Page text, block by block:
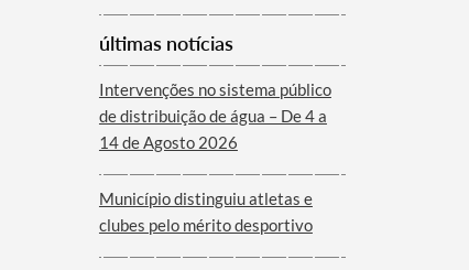
últimas notícias
Intervenções no sistema público
de distribuição de água – De 4 a
14 de Agosto 2026
Município distinguiu atletas e
clubes pelo mérito desportivo